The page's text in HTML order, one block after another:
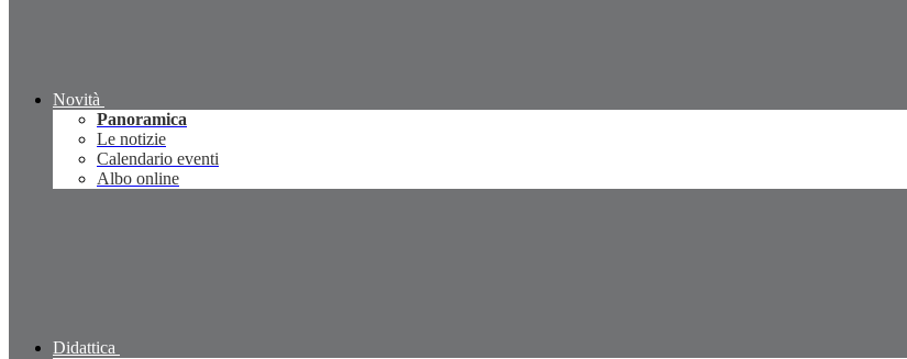
Novità
Panoramica
Le notizie
Calendario eventi
Albo online
Didattica